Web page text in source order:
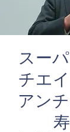
スー
チエ
アン